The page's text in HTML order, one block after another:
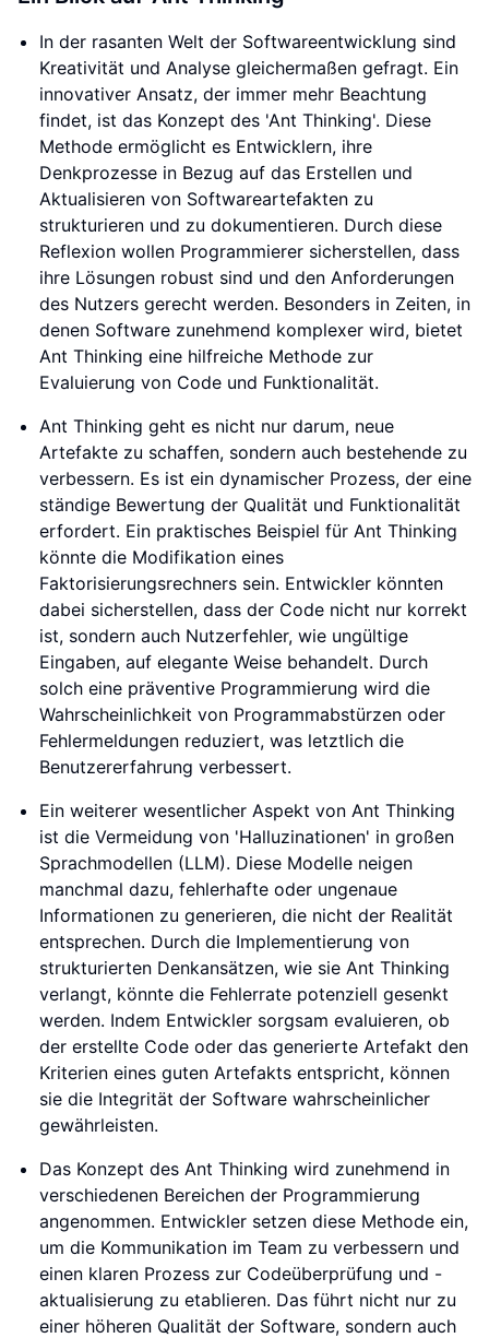
In der rasanten Welt der Softwareentwicklung sind
Kreativität und Analyse gleichermaßen gefragt. Ein
innovativer Ansatz, der immer mehr Beachtung
findet, ist das Konzept des 'Ant Thinking'. Diese
Methode ermöglicht es Entwicklern, ihre
Denkprozesse in Bezug auf das Erstellen und
Aktualisieren von Softwareartefakten zu
strukturieren und zu dokumentieren. Durch diese
Reflexion wollen Programmierer sicherstellen, dass
ihre Lösungen robust sind und den Anforderungen
des Nutzers gerecht werden. Besonders in Zeiten, in
denen Software zunehmend komplexer wird, bietet
Ant Thinking eine hilfreiche Methode zur
Evaluierung von Code und Funktionalität.
Ant Thinking geht es nicht nur darum, neue
Artefakte zu schaffen, sondern auch bestehende zu
verbessern. Es ist ein dynamischer Prozess, der eine
ständige Bewertung der Qualität und Funktionalität
erfordert. Ein praktisches Beispiel für Ant Thinking
könnte die Modifikation eines
Faktorisierungsrechners sein. Entwickler könnten
dabei sicherstellen, dass der Code nicht nur korrekt
ist, sondern auch Nutzerfehler, wie ungültige
Eingaben, auf elegante Weise behandelt. Durch
solch eine präventive Programmierung wird die
Wahrscheinlichkeit von Programmabstürzen oder
Fehlermeldungen reduziert, was letztlich die
Benutzererfahrung verbessert.
Ein weiterer wesentlicher Aspekt von Ant Thinking
ist die Vermeidung von 'Halluzinationen' in großen
Sprachmodellen (LLM). Diese Modelle neigen
manchmal dazu, fehlerhafte oder ungenaue
Informationen zu generieren, die nicht der Realität
entsprechen. Durch die Implementierung von
strukturierten Denkansätzen, wie sie Ant Thinking
verlangt, könnte die Fehlerrate potenziell gesenkt
werden. Indem Entwickler sorgsam evaluieren, ob
der erstellte Code oder das generierte Artefakt den
Kriterien eines guten Artefakts entspricht, können
sie die Integrität der Software wahrscheinlicher
gewährleisten.
Das Konzept des Ant Thinking wird zunehmend in
verschiedenen Bereichen der Programmierung
angenommen. Entwickler setzen diese Methode ein,
um die Kommunikation im Team zu verbessern und
einen klaren Prozess zur Codeüberprüfung und -
aktualisierung zu etablieren. Das führt nicht nur zu
einer höheren Qualität der Software, sondern auch